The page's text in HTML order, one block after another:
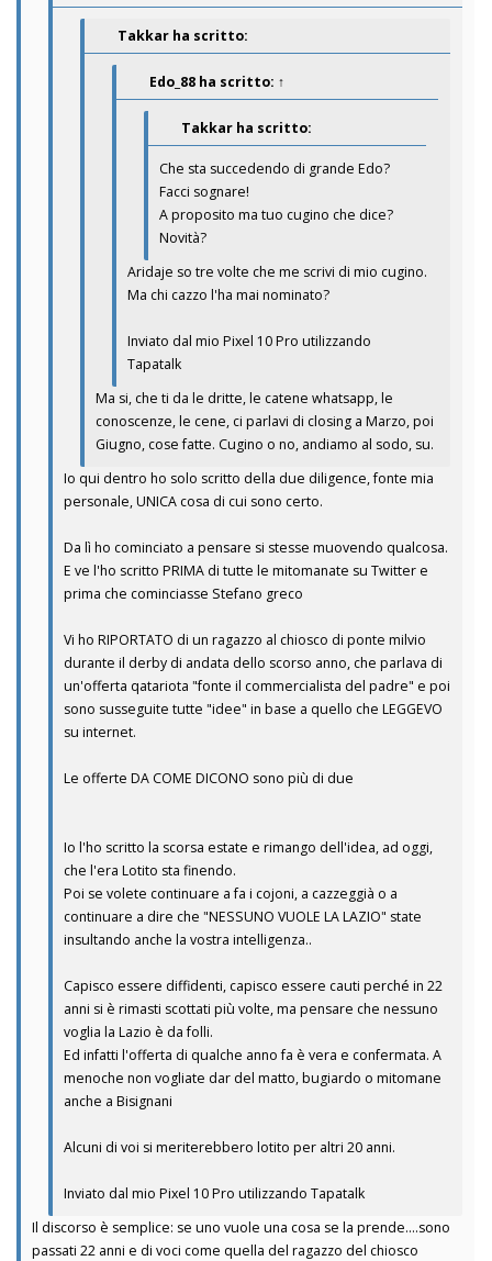
Takkar ha scritto:
Edo_88 ha scritto: ↑
Takkar ha scritto:
Che sta succedendo di grande Edo?
Facci sognare!
A proposito ma tuo cugino che dice?
Novità?
Aridaje so tre volte che me scrivi di mio cugino.
Ma chi cazzo l'ha mai nominato?
Inviato dal mio Pixel 10 Pro utilizzando
Tapatalk
Ma si, che ti da le dritte, le catene whatsapp, le
conoscenze, le cene, ci parlavi di closing a Marzo, poi
Giugno, cose fatte. Cugino o no, andiamo al sodo, su.
Io qui dentro ho solo scritto della due diligence, fonte mia
personale, UNICA cosa di cui sono certo.
Da lì ho cominciato a pensare si stesse muovendo qualcosa.
E ve l'ho scritto PRIMA di tutte le mitomanate su Twitter e
prima che cominciasse Stefano greco
Vi ho RIPORTATO di un ragazzo al chiosco di ponte milvio
durante il derby di andata dello scorso anno, che parlava di
un'offerta qatariota "fonte il commercialista del padre" e poi
sono susseguite tutte "idee" in base a quello che LEGGEVO
su internet.
Le offerte DA COME DICONO sono più di due
Io l'ho scritto la scorsa estate e rimango dell'idea, ad oggi,
che l'era Lotito sta finendo.
Poi se volete continuare a fa i cojoni, a cazzeggià o a
continuare a dire che "NESSUNO VUOLE LA LAZIO" state
insultando anche la vostra intelligenza..
Capisco essere diffidenti, capisco essere cauti perché in 22
anni si è rimasti scottati più volte, ma pensare che nessuno
voglia la Lazio è da folli.
Ed infatti l'offerta di qualche anno fa è vera e confermata. A
menoche non vogliate dar del matto, bugiardo o mitomane
anche a Bisignani
Alcuni di voi si meriterebbero lotito per altri 20 anni.
Inviato dal mio Pixel 10 Pro utilizzando Tapatalk
Il discorso è semplice: se uno vuole una cosa se la prende….sono
passati 22 anni e di voci come quella del ragazzo del chiosco